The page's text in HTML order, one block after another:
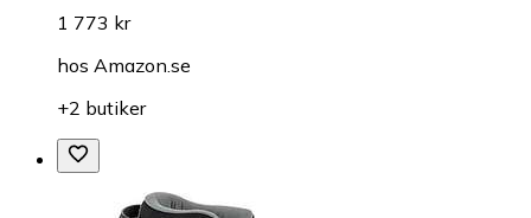
1 773 kr
hos Amazon.se
+2 butiker